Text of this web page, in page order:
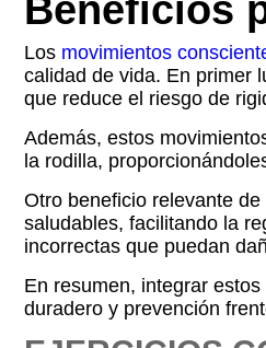
Beneficios
Los movimientos
calidad de vida. En primer
que reduce el riesgo de
Además, estos
la rodilla,
Otro beneficio relevante
saludables, facilitando la
incorrectas que puedan
En resumen, integrar
duradero y prevención